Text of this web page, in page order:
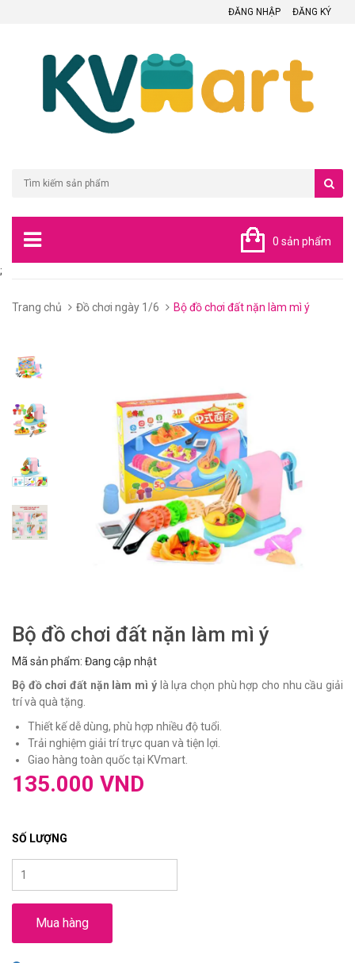
ĐĂNG NHẬP ĐĂNG KÝ
0 sản phẩm
;
Trang chủ Đồ chơi ngày 1/6 Bộ đồ chơi đất nặn làm mì ý
Bộ đồ chơi đất nặn làm mì ý
Mã sản phẩm: Đang cập nhật
Bộ đồ chơi đất nặn làm mì ýlà lựa chọn phù hợp cho nhu cầu giải
trí và quà tặng.
Thiết kế dễ dùng, phù hợp nhiều độ tuổi.
Trải nghiệm giải trí trực quan và tiện lợi.
Giao hàng toàn quốc tại KVmart.
135.000 VND
SỐ LƯỢNG
Mua hàng